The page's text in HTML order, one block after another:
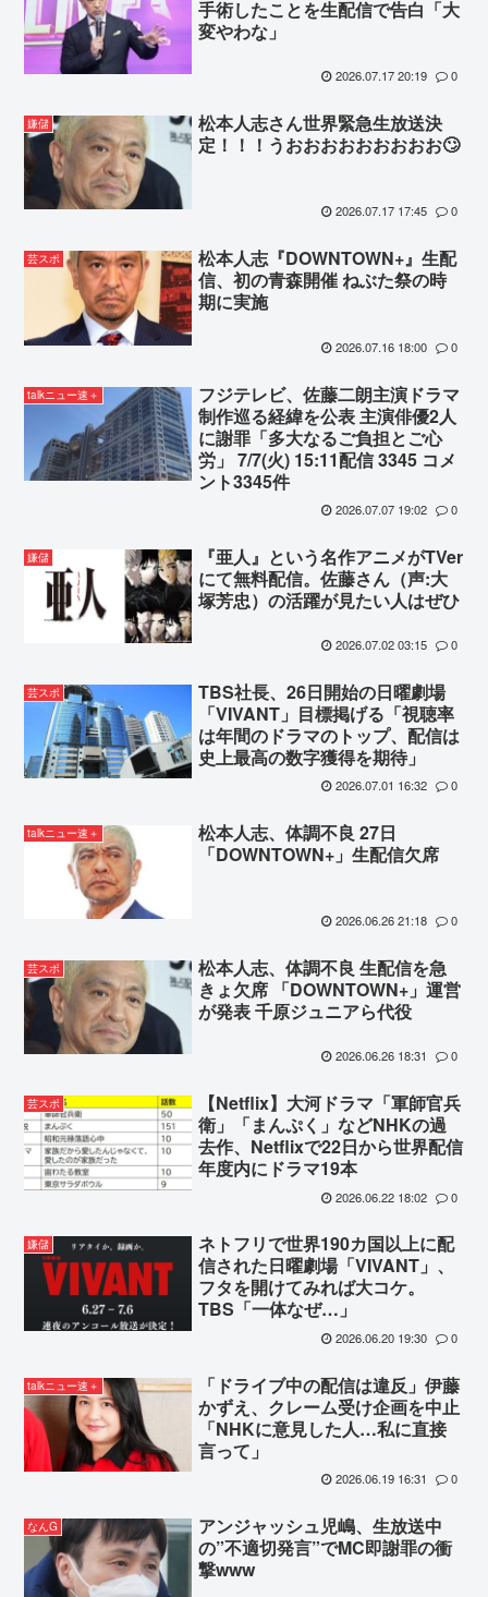
手術したことを生配信で告白「大
変やわな」
2026.07.17 20:19 0
嫌儲
松本人志さん世界緊急生放送決
定！！！うおおおおおおおおお🙄
2026.07.17 17:45 0
芸スポ
松本人志『DOWNTOWN+』生配
信、初の青森開催 ねぶた祭の時
期に実施
2026.07.16 18:00 0
talkニュー速＋
フジテレビ、佐藤二朗主演ドラマ
制作巡る経緯を公表 主演俳優2人
に謝罪「多大なるご負担とご心
労」 7/7(火) 15:11配信 3345 コメ
ント3345件
2026.07.07 19:02 0
嫌儲
『亜人』という名作アニメがTVer
にて無料配信。佐藤さん（声:大
塚芳忠）の活躍が見たい人はぜひ
2026.07.02 03:15 0
芸スポ
TBS社長、26日開始の日曜劇場
「VIVANT」目標掲げる「視聴率
は年間のドラマのトップ、配信は
史上最高の数字獲得を期待」
2026.07.01 16:32 0
talkニュー速＋
松本人志、体調不良 27日
「DOWNTOWN+」生配信欠席
2026.06.26 21:18 0
芸スポ
松本人志、体調不良 生配信を急
きょ欠席 「DOWNTOWN+」運営
が発表 千原ジュニアら代役
2026.06.26 18:31 0
芸スポ
【Netflix】大河ドラマ「軍師官兵
衛」「まんぷく」などNHKの過
去作、Netflixで22日から世界配信
年度内にドラマ19本
2026.06.22 18:02 0
嫌儲
ネトフリで世界190カ国以上に配
信された日曜劇場「VIVANT」、
フタを開けてみれば大コケ。
TBS「一体なぜ…」
2026.06.20 19:30 0
talkニュー速＋
「ドライブ中の配信は違反」伊藤
かずえ、クレーム受け企画を中止
「NHKに意見した人…私に直接
言って」
2026.06.19 16:31 0
なんG
アンジャッシュ児嶋、生放送中
の”不適切発言”でMC即謝罪の衝
撃www